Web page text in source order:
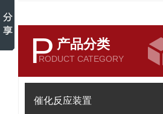
P 产品分类
RODUCT CATEGORY
催化反应装置